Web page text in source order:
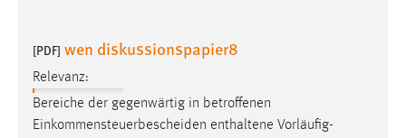
[PDF] wen diskussionspapier8
Relevanz:
Bereiche der gegenwärtig in betroffenen
Einkommensteuerbescheiden enthaltene Vorläufig-
chat-frame-style-5e9dbeb1811c0446
Zweck:
Wird benötigt um die Chatfunktion nutzen zu können.
Cookie Laufzeit: